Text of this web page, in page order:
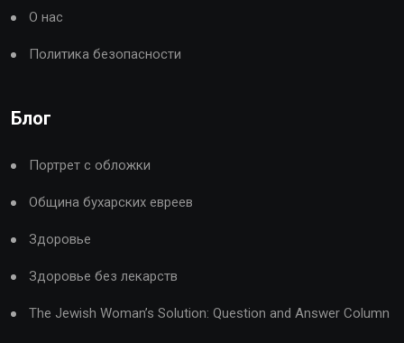
О нас
Политика безопасности
Блог
Портрет с обложки
Община бухарских евреев
Здоровье
Здоровье без лекарств
The Jewish Woman’s Solution: Question and Answer Column